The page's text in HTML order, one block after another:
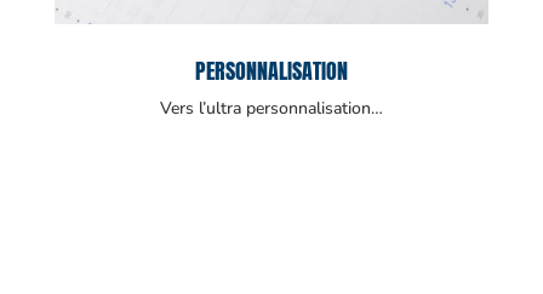
PERSONNALISATION
Vers l’ultra personnalisation…